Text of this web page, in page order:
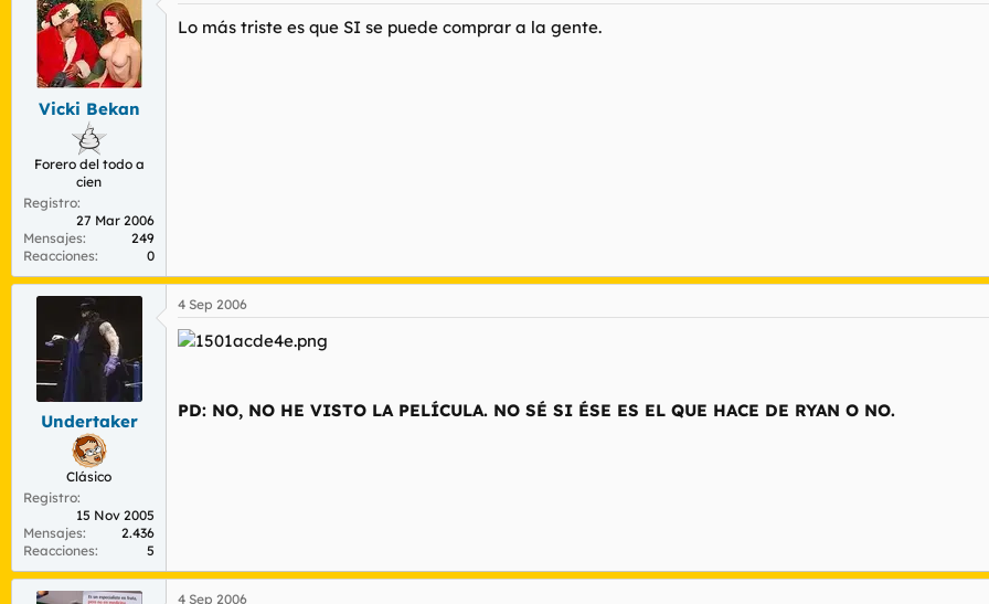
Vicki Bekan
Forero del todo a
cien
Registro
27 Mar 2006
Mensajes
249
Reacciones
0
Lo más triste es que SI se puede comprar a la gente.
Undertaker
Clásico
Registro
15 Nov 2005
Mensajes
2.436
Reacciones
5
4 Sep 2006
PD: NO, NO HE VISTO LA PELÍCULA. NO SÉ SI ÉSE ES EL QUE HACE DE RYAN O NO.
4 Sep 2006